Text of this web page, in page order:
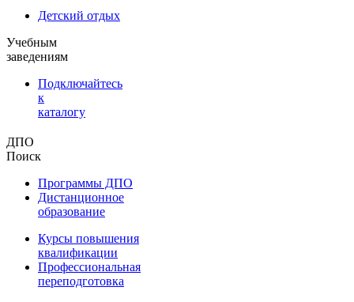
Детский отдых
Учебным
заведениям
Подключайтесь
к
каталогу
ДПО
Поиск
Программы ДПО
Дистанционное
образование
Курсы повышения
квалификации
Профессиональная
переподготовка